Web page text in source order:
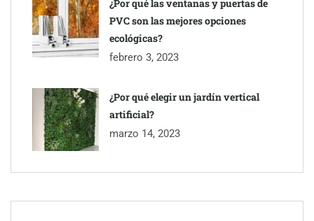
¿Por qué las ventanas y puertas de
PVC son las mejores opciones
ecológicas?
febrero 3, 2023
¿Por qué elegir un jardín vertical
artificial?
marzo 14, 2023